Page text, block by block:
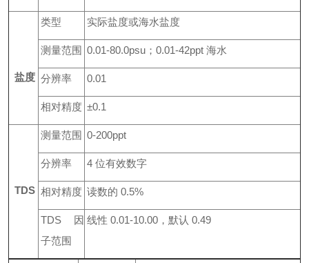
盐度
类型 实际盐度或海水盐度
测量范围 0.01-80.0psu ；0.01-42ppt海水
分辨率 0.01
相对精度 ±0.1
TDS
测量范围 0-200ppt
分辨率 4 位有效数字
相对精度 读数的0.5%
TDS
因
子范围
线性0.01-10.00 ，默认0.49